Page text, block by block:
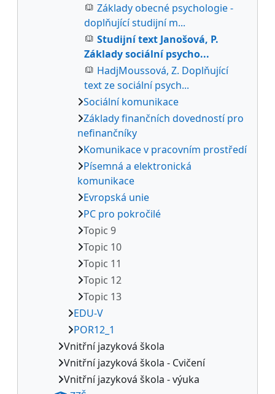
Základy obecné psychologie -
doplňující studijní m...
Studijní text Janošová, P.
Základy sociální psycho...
HadjMoussová, Z. Doplňující
text ze sociální psych...
Sociální komunikace
Základy finančních dovedností pro
nefinančníky
Komunikace v pracovním prostředí
Písemná a elektronická
komunikace
Evropská unie
PC pro pokročilé
Topic 9
Topic 10
Topic 11
Topic 12
Topic 13
EDU-V
POR12_1
Vnitřní jazyková škola
Vnitřní jazyková škola - Cvičení
Vnitřní jazyková škola - výuka